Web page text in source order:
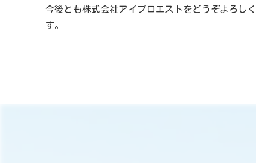
今後とも株式会社アイプロエストをどうぞよろし
す。